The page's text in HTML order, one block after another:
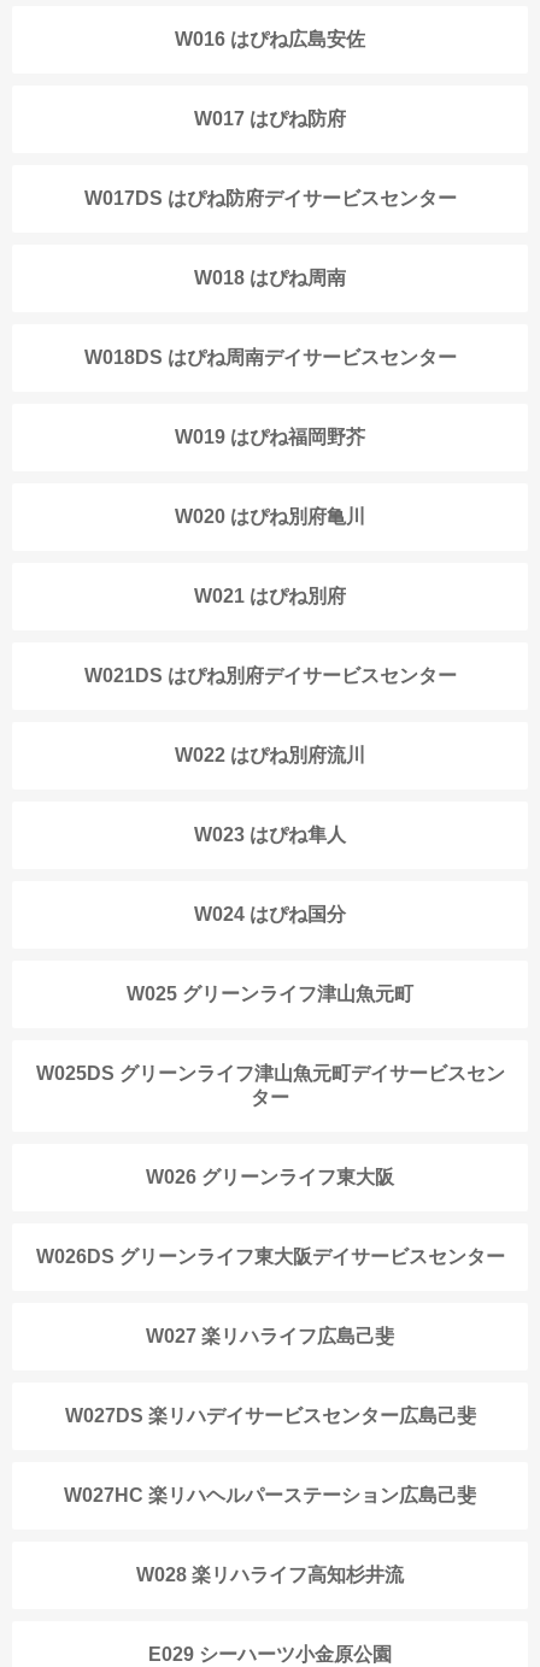
W016 はぴね広島安佐
W017 はぴね防府
W017DS はぴね防府デイサービスセンター
W018 はぴね周南
W018DS はぴね周南デイサービスセンター
W019 はぴね福岡野芥
W020 はぴね別府亀川
W021 はぴね別府
W021DS はぴね別府デイサービスセンター
W022 はぴね別府流川
W023 はぴね隼人
W024 はぴね国分
W025 グリーンライフ津山魚元町
W025DS グリーンライフ津山魚元町デイサービスセン
ター
W026 グリーンライフ東大阪
W026DS グリーンライフ東大阪デイサービスセンター
W027 楽リハライフ広島己斐
W027DS 楽リハデイサービスセンター広島己斐
W027HC 楽リハヘルパーステーション広島己斐
W028 楽リハライフ高知杉井流
E029 シーハーツ小金原公園